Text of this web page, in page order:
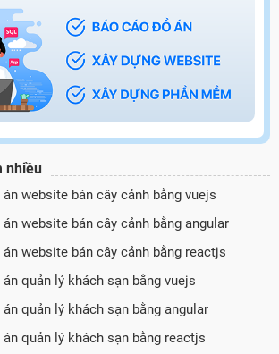
nhiều
website bán cây cảnh bằng vuejs
website bán cây cảnh bằng angular
website bán cây cảnh bằng reactjs
quản lý khách sạn bằng vuejs
quản lý khách sạn bằng angular
quản lý khách sạn bằng reactjs